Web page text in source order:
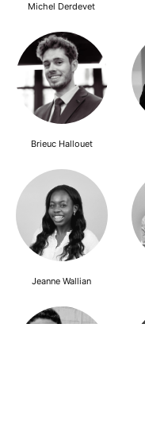
Michel Derdevet
Brieuc Hallouet
Jeanne Wallian